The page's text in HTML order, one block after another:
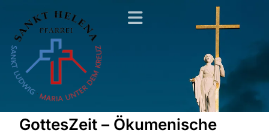
GottesZeit – Ökumenische